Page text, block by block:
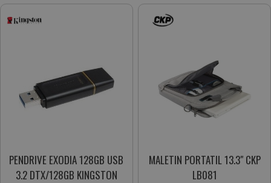
PENDRIVE EXODIA 128GB USB
3.2 DTX/128GB KINGSTON
MALETIN PORTATIL 13.3" CKP
LB081